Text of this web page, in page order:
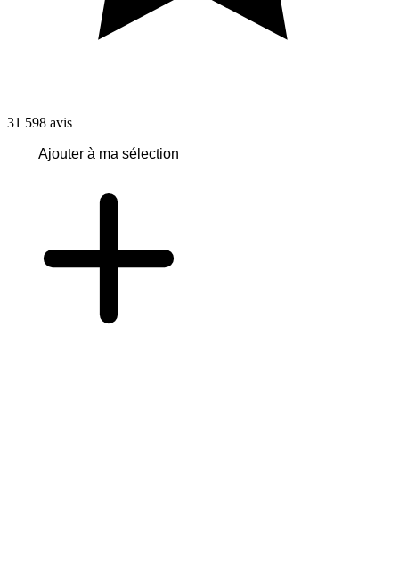
31 598 avis
Ajouter à ma sélection